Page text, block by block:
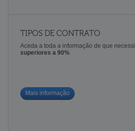
TIPOS DE CONTRATO
Aceda a toda a informação de que
superiores a 90%
Mais informação